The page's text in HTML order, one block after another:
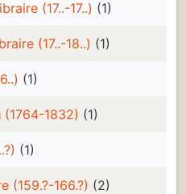
(17..-17..) (1)
(17..-18..) (1)
(1)
1832) (1)
(1)
(159.?-166.?) (2)